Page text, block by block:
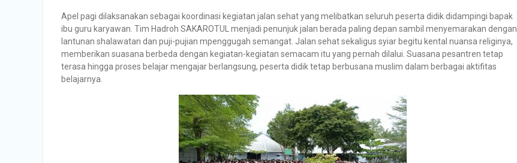
Apel pagi dilaksanakan sebagai koordinasi kegiatan jalan sehat yang melibatkan seluruh peserta didik didampingi bapak
ibu guru karyawan. Tim Hadroh SAKAROTUL menjadi penunjuk jalan berada paling depan sambil menyemarakan dengan
lantunan shalawatan dan puji-pujian mpenggugah semangat. Jalan sehat sekaligus syiar begitu kental nuansa religinya,
memberikan suasana berbeda dengan kegiatan-kegiatan semacam itu yang pernah dilalui. Suasana pesantren tetap
terasa hingga proses belajar mengajar berlangsung, peserta didik tetap berbusana muslim dalam berbagai aktifitas
belajarnya.